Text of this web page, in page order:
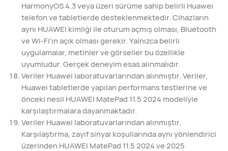
HarmonyOS 4.3 veya üzeri sürüme sahip belirli Huawei
telefon ve tabletlerde desteklenmektedir. Cihazların
aynı HUAWEI kimliği ile oturum açmış olması, Bluetooth
ve Wi-Fi’ın açık olması gerekir. Yalnızca belirli
uygulamalar, metinler ve görseller bu özellikle
uyumludur. Gerçek deneyim esas alınmalıdır.
Veriler Huawei laboratuvarlarından alınmıştır. Veriler,
Huawei tabletlerde yapılan performans testlerine ve
önceki nesil HUAWEI MatePad 11.5 2024 modeliyle
karşılaştırmalara dayanmaktadır.
Veriler Huawei laboratuvarlarından alınmıştır.
Karşılaştırma, zayıf sinyal koşullarında aynı yönlendirici
üzerinden HUAWEI MatePad 11.5 2024 ve 2025